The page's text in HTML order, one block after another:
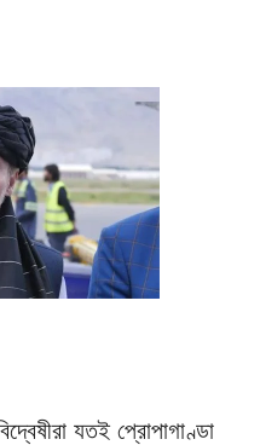
যতই প্রোপাগাণ্ডা